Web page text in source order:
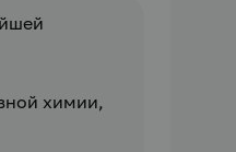
химии,